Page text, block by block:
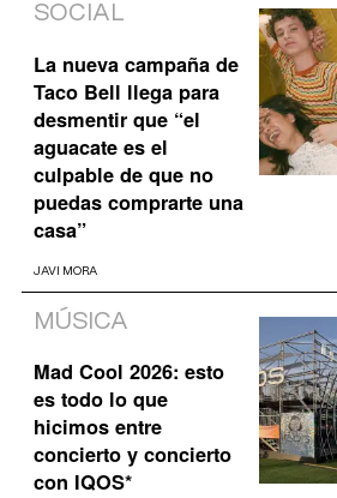
SOCIAL
La nueva campaña de
Taco Bell llega para
desmentir que “el
aguacate es el
culpable de que no
puedas comprarte una
casa”
JAVI MORA
MÚSICA
Mad Cool 2026: esto
es todo lo que
hicimos entre
concierto y concierto
con IQOS*